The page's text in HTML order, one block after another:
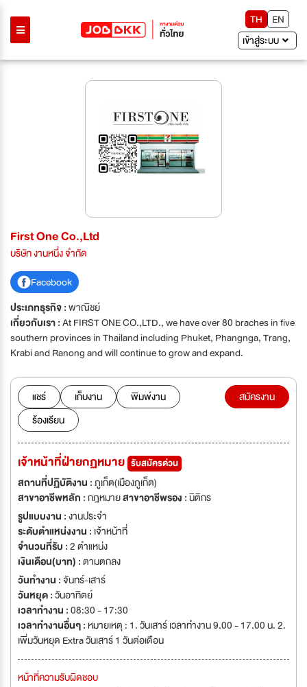
TH
EN
เข้าสู่ระบบ
First One Co.,Ltd
บริษัท งานหนึ่ง จำกัด
Facebook
ประเภทธุรกิจ :พาณิชย์
เกี่ยวกับเรา :At FIRST ONE CO.,LTD., we have over 80 braches in five
southern provinces in Thailand including Phuket, Phangnga, Trang,
Krabi and Ranong and will continue to grow and expand.
แชร์ เก็บงาน
พิมพ์งาน
ร้องเรียน
สมัครงาน
เจ้าหน้าที่ฝ่ายกฏหมาย รับสมัครด่วน
สถานที่ปฏิบัติงาน :ภูเก็ต(เมืองภูเก็ต)
สาขาอาชีพหลัก :กฎหมายสาขาอาชีพรอง :นิติกร
รูปแบบงาน :งานประจำ
ระดับตำแหน่งงาน : เจ้าหน้าที่
จำนวนที่รับ :2 ตำแหน่ง
เงินเดือน(บาท) :ตามตกลง
วันทำงาน :จันทร์-เสาร์
วันหยุด :วันอาทิตย์
เวลาทำงาน :08:30 - 17:30
เวลาทำงานอื่นๆ :หมายเหตุ : 1. วันเสาร์ เวลาทำงาน 9.00 - 17.00 น. 2.
เพิ่มวันหยุด Extra วันเสาร์ 1 วันต่อเดือน
หน้าที่ความรับผิดชอบ